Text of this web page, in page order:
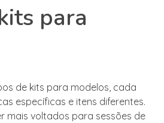
para
de kits para modelos, cada
específicas e itens diferentes.
mais voltados para sessões de